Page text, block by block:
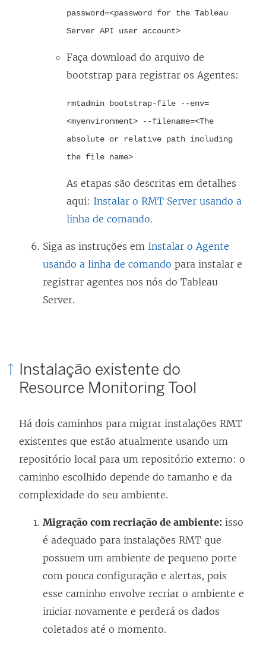
password=<password for the Tableau
Server API user account>
Faça download do arquivo de
bootstrap para registrar os Agentes:
rmtadmin bootstrap-file --env=
<myenvironment> --filename=<The
absolute or relative path including
the file name>
As etapas são descritas em detalhes
aqui: Instalar o RMT Server usando a
linha de comando.
Siga as instruções em Instalar o Agente
usando a linha de comando para instalar e
registrar agentes nos nós do Tableau
Server.
Instalação existente do
Resource Monitoring Tool
Há dois caminhos para migrar instalações RMT
existentes que estão atualmente usando um
repositório local para um repositório externo: o
caminho escolhido depende do tamanho e da
complexidade do seu ambiente.
Migração com recriação de ambiente: isso
é adequado para instalações RMT que
possuem um ambiente de pequeno porte
com pouca configuração e alertas, pois
esse caminho envolve recriar o ambiente e
iniciar novamente e perderá os dados
coletados até o momento.